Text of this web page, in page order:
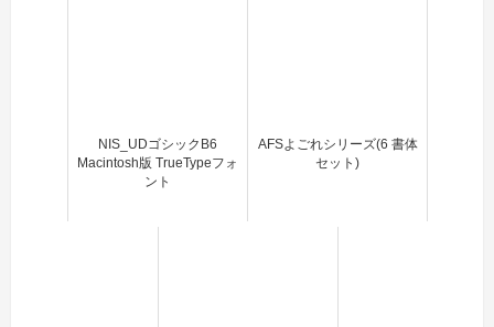
NIS_UDゴシックB6
Macintosh版 TrueTypeフォ
ント
AFSよごれシリーズ(6 書体
セット)